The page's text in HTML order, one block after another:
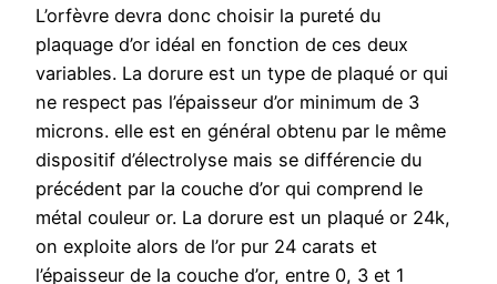
L’orfèvre devra donc choisir la pureté du
plaquage d’or idéal en fonction de ces deux
variables. La dorure est un type de plaqué or qui
ne respect pas l’épaisseur d’or minimum de 3
microns. elle est en général obtenu par le même
dispositif d’électrolyse mais se différencie du
précédent par la couche d’or qui comprend le
métal couleur or. La dorure est un plaqué or 24k,
on exploite alors de l’or pur 24 carats et
l’épaisseur de la couche d’or, entre 0, 3 et 1